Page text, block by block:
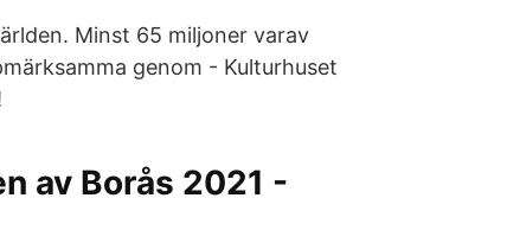
Minst 65 miljoner varav
genom - Kulturhuset
av Borås 2021 -